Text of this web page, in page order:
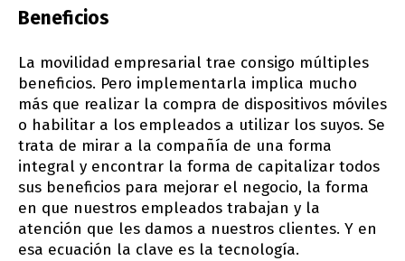
Beneficios
La movilidad empresarial trae consigo múltiples
beneficios. Pero implementarla implica mucho
más que realizar la compra de dispositivos móviles
o habilitar a los empleados a utilizar los suyos. Se
trata de mirar a la compañía de una forma
integral y encontrar la forma de capitalizar todos
sus beneficios para mejorar el negocio, la forma
en que nuestros empleados trabajan y la
atención que les damos a nuestros clientes. Y en
esa ecuación la clave es la tecnología.